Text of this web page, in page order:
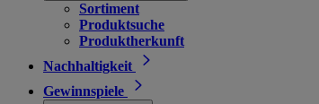
Sortiment
Produktsuche
Produktherkunft
Nachhaltigkeit
Gewinnspiele